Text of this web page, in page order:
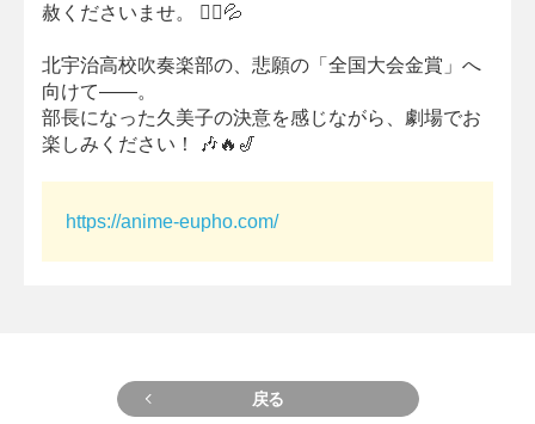
赦くださいませ。 🙇‍♀️💦
北宇治高校吹奏楽部の、悲願の「全国大会金賞」へ
向けて――。
部長になった久美子の決意を感じながら、劇場でお
楽しみください！ 🎶🔥🎷
https://anime-eupho.com/
戻る